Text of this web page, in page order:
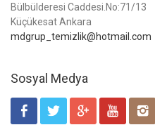
Bülbülderesi Caddesi.No:71/13
Küçükesat Ankara
mdgrup_temizlik@hotmail.com
Sosyal Medya